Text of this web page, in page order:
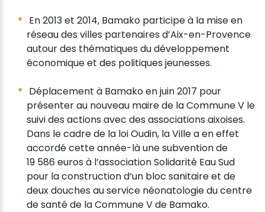
En 2013 et 2014, Bamako participe à la mise en
réseau des villes partenaires d’Aix-en-Provence
autour des thématiques du développement
économique et des politiques jeunesses.
Déplacement à Bamako en juin 2017 pour
présenter au nouveau maire de la Commune V le
suivi des actions avec des associations aixoises.
Dans le cadre de la loi Oudin, la Ville a en effet
accordé cette année-là une subvention de
19 586 euros à l’association Solidarité Eau Sud
pour la construction d’un bloc sanitaire et de
deux douches au service néonatologie du centre
de santé de la Commune V de Bamako.